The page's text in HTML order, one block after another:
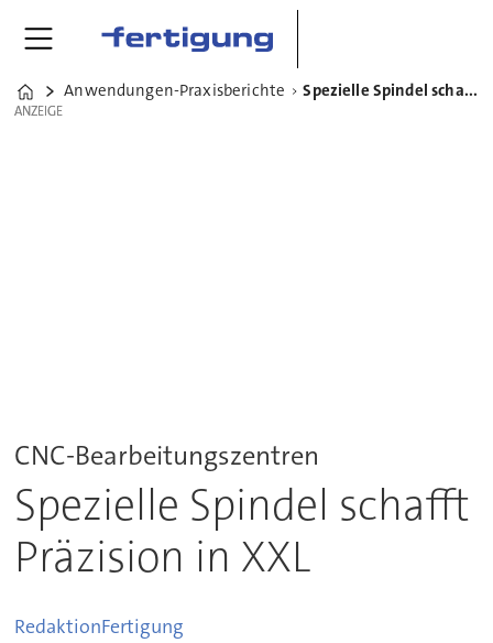
Home
Anwendungen-Praxisberichte Spezielle Spindel schafft Präzision in XXL
ANZEIGE
ANZEIGE
CNC-Bearbeitungszentren
Spezielle Spindel schafft
Präzision in XXL
RedaktionFertigung